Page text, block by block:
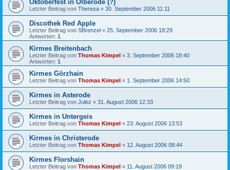
Oktoberfest in Olberode (?)
Letzter Beitrag von Theresa « 30. September 2006 11:11
Discothek Red Apple
Letzter Beitrag von SBrenzel « 25. September 2006 18:29
Antworten: 1
Kirmes Breitenbach
Letzter Beitrag von Thomas Kimpel « 3. September 2006 18:40
Antworten: 1
Kirmes Görzhain
Letzter Beitrag von Thomas Kimpel « 1. September 2006 14:50
Kirmes in Asterode
Letzter Beitrag von Julez « 31. August 2006 12:33
Kirmes in Untergeis
Letzter Beitrag von Thomas Kimpel « 23. August 2006 13:53
Kirmes in Christerode
Letzter Beitrag von Thomas Kimpel « 12. August 2006 08:44
Kirmes Florshain
Letzter Beitrag von Thomas Kimpel « 11. August 2006 09:19